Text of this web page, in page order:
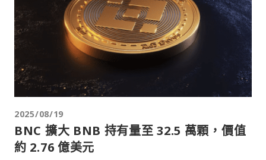
2025/08/19
BNC 擴大 BNB 持有量至 32.5 萬顆，價值
約 2.76 億美元